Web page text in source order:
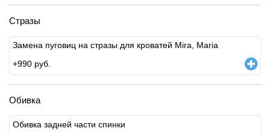
Стразы
Замена пуговиц на стразы для кроватей Mira, Maria
+990 руб.
Обивка
Обивка задней части спинки